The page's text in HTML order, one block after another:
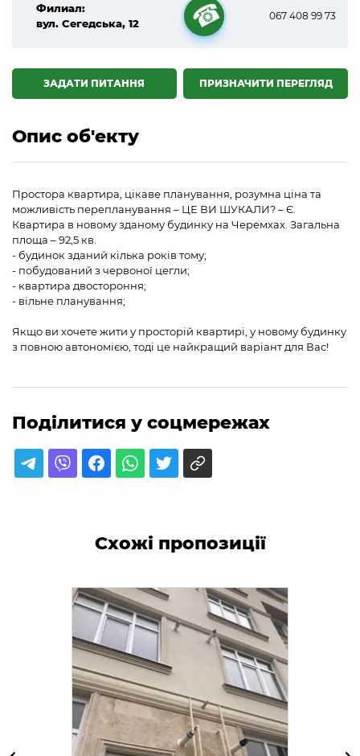
Филиал:
вул. Сегедська, 12
☎
067 408 99 73
ПРИЗНАЧИТИ ПЕРЕГЛЯД
ЗАДАТИ ПИТАННЯ
Опис об'екту
Простора квартира, цікаве планування, розумна ціна та
можливість перепланування – ЦЕ ВИ ШУКАЛИ? – Є.
Квартира в новому зданому будинку на Черемхах. Загальна
площа – 92,5 кв.
- будинок зданий кілька років тому;
- побудований з червоної цегли;
- квартира двостороння;
- вільне планування;
Якщо ви хочете жити у просторій квартирі, у новому будинку
з повною автономією, тоді це найкращий варіант для Вас!
Поділитися у соцмережах
Схожі пропозиції